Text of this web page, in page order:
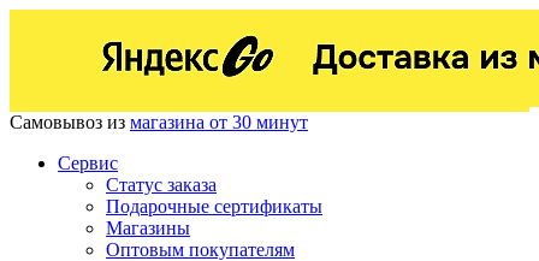
Самовывоз из магазина от 30 минут
Сервис
Статус заказа
Подарочные сертификаты
Магазины
Оптовым покупателям